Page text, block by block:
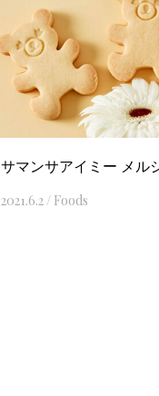
サマンサアイミー メル
2021.6.2 / Foods